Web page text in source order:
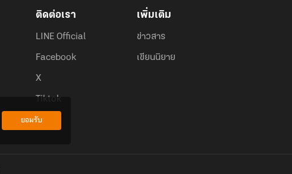
ติดต่อเรา
LINE Official
Facebook
X
Tiktok
เพิ่มเติม
ข่าวสาร
เขียนนิยาย
ยอมรับ